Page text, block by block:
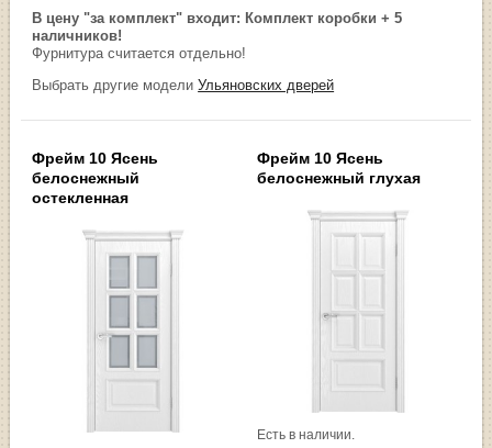
В цену "за комплект" входит: Комплект коробки + 5
наличников!
Фурнитура считается отдельно!
Выбрать другие моделиУльяновских дверей
Фрейм 10 Ясень
белоснежный
остекленная
Фрейм 10 Ясень
белоснежный глухая
Есть в наличии.